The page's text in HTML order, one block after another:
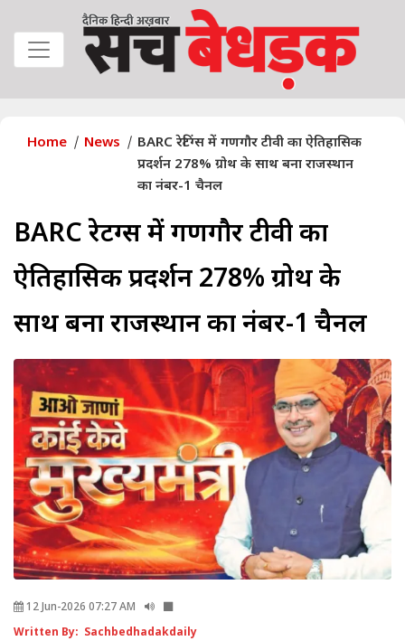
Home News
BARC रेटिंग्स में गणगौर टीवी का ऐतिहासिक
प्रदर्शन 278% ग्रोथ के साथ बना राजस्थान
का नंबर-1 चैनल
BARC रेटिंग्स में गणगौर टीवी का
ऐतिहासिक प्रदर्शन 278% ग्रोथ के
साथ बना राजस्थान का नंबर-1 चैनल
12 Jun-2026 07:27 AM
Written By: Sachbedhadakdaily